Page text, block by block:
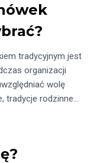
tradycyjnym jest
organizacji
wolę
tradycje rodzinne…